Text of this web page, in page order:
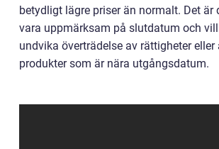
betydligt lägre priser än normalt. Det är
vara uppmärksam på slutdatum och
undvika överträdelse av rättigheter eller
produkter som är nära utgångsdatum.